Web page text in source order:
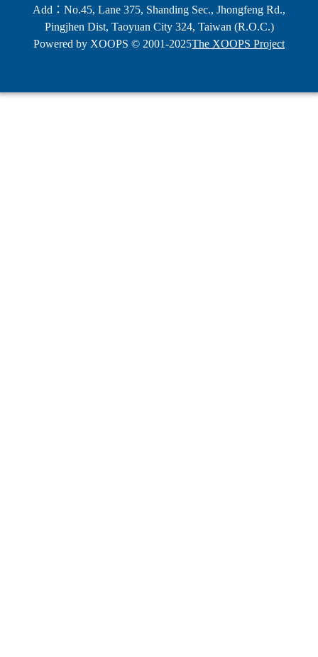
Add：No.45, Lane 375, Shanding Sec., Jhongfeng Rd.,
Pingjhen Dist, Taoyuan City 324, Taiwan (R.O.C.)
Powered by XOOPS © 2001-2025The XOOPS Project